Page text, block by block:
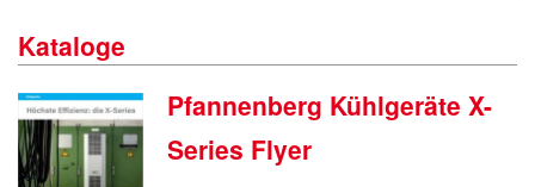
DATENSCHUTZ
Kataloge
Pfannenberg Kühlgeräte X-
Series Flyer